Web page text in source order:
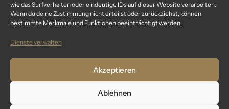
wie das Surfverhalten oder eindeutige IDs auf dieser Website verarbeiten.
Wenn du deine Zustimmung nicht erteilst oder zurückziehst, können
bestimmte Merkmale und Funktionen beeinträchtigt werden.
Dienste verwalten
Akzeptieren
Ablehnen
Weihnachtskugeln
champagner gold matt
52,99€
You've viewed